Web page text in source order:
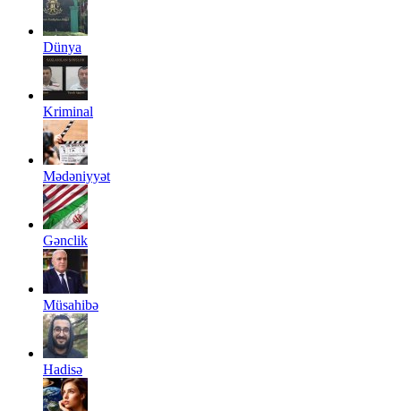
Dünya
Kriminal
Mədəniyyət
Gənclik
Müsahibə
Hadisə